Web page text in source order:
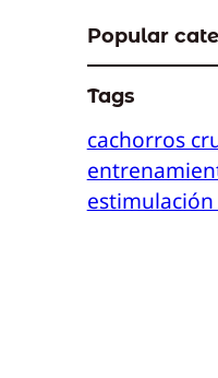
Popular
Tags
cachorros